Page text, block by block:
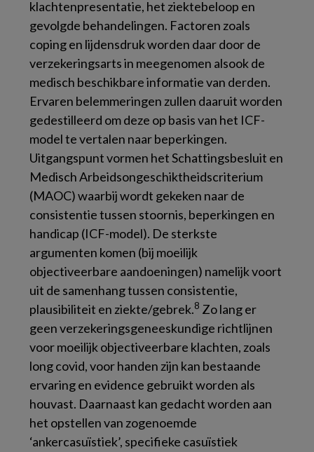
klachtenpresentatie, het ziektebeloop en
gevolgde behandelingen. Factoren zoals
coping en lijdensdruk worden daar door de
verzekeringsarts in meegenomen alsook de
medisch beschikbare informatie van derden.
Ervaren belemmeringen zullen daaruit worden
gedestilleerd om deze op basis van het ICF-
model te vertalen naar beperkingen.
Uitgangspunt vormen het Schattingsbesluit en
Medisch Arbeidsongeschiktheidscriterium
(MAOC) waarbij wordt gekeken naar de
consistentie tussen stoornis, beperkingen en
handicap (ICF-model). De sterkste
argumenten komen (bij moeilijk
objectiveerbare aandoeningen) namelijk voort
uit de samenhang tussen consistentie,
plausibiliteit en ziekte/gebrek.8 Zo lang er
geen verzekeringsgeneeskundige richtlijnen
voor moeilijk objectiveerbare klachten, zoals
long covid, voor handen zijn kan bestaande
ervaring en evidence gebruikt worden als
houvast. Daarnaast kan gedacht worden aan
het opstellen van zogenoemde
‘ankercasuïstiek’, specifieke casuïstiek